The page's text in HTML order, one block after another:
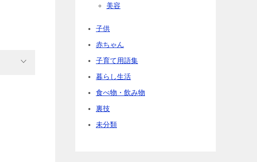
美容
子供
赤ちゃん
子育て用語集
暮らし生活
食べ物・飲み物
裏技
未分類